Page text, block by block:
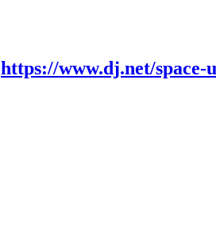
https://www.dj.net/space-